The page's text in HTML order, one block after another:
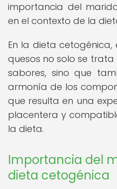
importancia del
en el contexto de la
En la dieta
quesos no solo se
sabores, sino que
armonía de los
que resulta en una
placentera y
la dieta.
Importancia del
dieta cetogénica